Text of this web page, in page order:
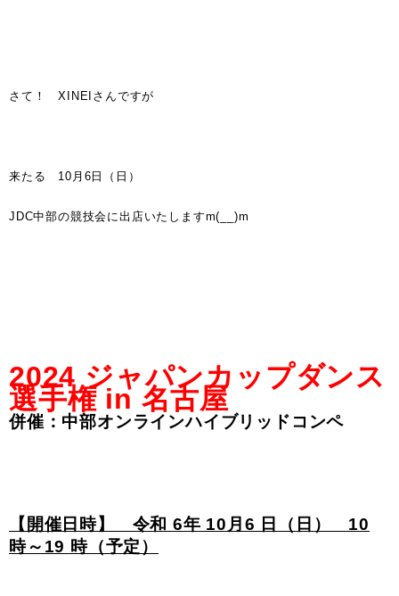
さて！ XINEIさんですが
来たる 10月6日（日）
JDC中部の競技会に出店いたしますm(__)m
2024 ジャパンカップダンス
選手権 in 名古屋
併催：中部オンラインハイブリッドコンペ
【開催日時】 令和 6年 10月6 日（日） 10
時～19 時（予定）